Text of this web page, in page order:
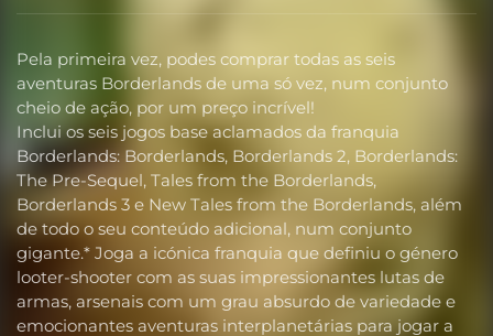
Pela primeira vez, podes comprar todas as seis
aventuras Borderlands de uma só vez, num conjunto
cheio de ação, por um preço incrível!
Inclui os seis jogos base aclamados da franquia
Borderlands: Borderlands, Borderlands 2, Borderlands:
The Pre-Sequel, Tales from the Borderlands,
Borderlands 3 e New Tales from the Borderlands, além
de todo o seu conteúdo adicional, num conjunto
gigante.* Joga a icónica franquia que definiu o género
looter-shooter com as suas impressionantes lutas de
armas, arsenais com um grau absurdo de variedade e
emocionantes aventuras interplanetárias para jogar a